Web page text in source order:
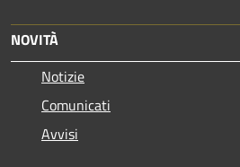
NOVITÀ
Notizie
Comunicati
Avvisi